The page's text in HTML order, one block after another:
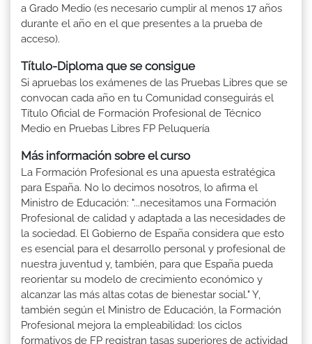
a Grado Medio (es necesario cumplir al menos 17 años
durante el año en el que presentes a la prueba de
acceso).
Título-Diploma que se consigue
Si apruebas los exámenes de las Pruebas Libres que se
convocan cada año en tu Comunidad conseguirás el
Título Oficial de Formación Profesional de Técnico
Medio en Pruebas Libres FP Peluquería
Más información sobre el curso
La Formación Profesional es una apuesta estratégica
para España. No lo decimos nosotros, lo afirma el
Ministro de Educación: "...necesitamos una Formación
Profesional de calidad y adaptada a las necesidades de
la sociedad. El Gobierno de España considera que esto
es esencial para el desarrollo personal y profesional de
nuestra juventud y, también, para que España pueda
reorientar su modelo de crecimiento económico y
alcanzar las más altas cotas de bienestar social." Y,
también según el Ministro de Educación, la Formación
Profesional mejora la empleabilidad: los ciclos
formativos de FP registran tasas superiores de actividad